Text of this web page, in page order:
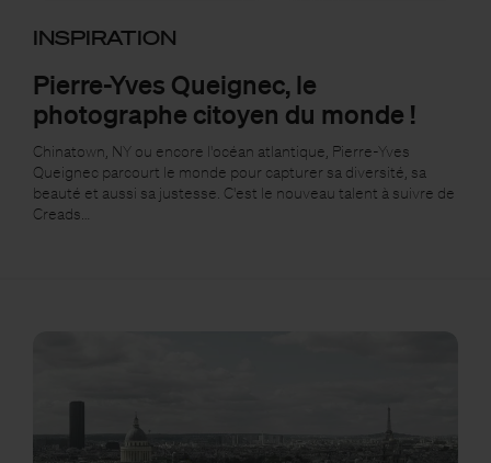
INSPIRATION
Pierre-Yves Queignec, le
photographe citoyen du monde !
Chinatown, NY ou encore l'océan atlantique, Pierre-Yves
Queignec parcourt le monde pour capturer sa diversité, sa
beauté et aussi sa justesse. C'est le nouveau talent à suivre de
Creads…